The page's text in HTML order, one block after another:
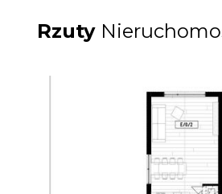
postojowym. To idealna
na własne wakacje i
Salon z aneksem
Rzuty